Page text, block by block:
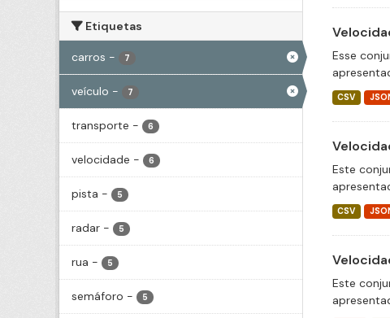
Etiquetas
carros - 7
veículo - 7
transporte - 6
velocidade - 6
pista - 5
radar - 5
rua - 5
semáforo - 5
Esse
CSV
Este
CSV
Este